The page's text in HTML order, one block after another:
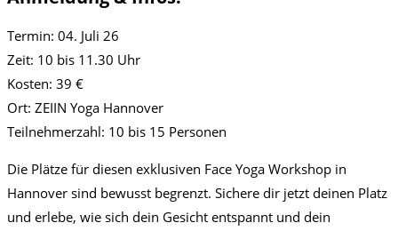
Termin: 04. Juli 26
Zeit: 10 bis 11.30 Uhr
Kosten: 39 €
Ort: ZEIIN Yoga Hannover
Teilnehmerzahl: 10 bis 15 Personen
Die Plätze für diesen exklusiven Face Yoga Workshop in
Hannover sind bewusst begrenzt. Sichere dir jetzt deinen Platz
und erlebe, wie sich dein Gesicht entspannt und dein